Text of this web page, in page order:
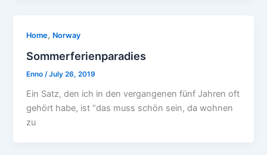
Home, Norway
Sommerferienparadies
Enno/July 26, 2019
Ein Satz, den ich in den vergangenen fünf Jahren oft
gehört habe, ist “das muss schön sein, da wohnen
zu